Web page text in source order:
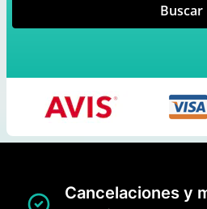
Buscar
Cancelaciones y